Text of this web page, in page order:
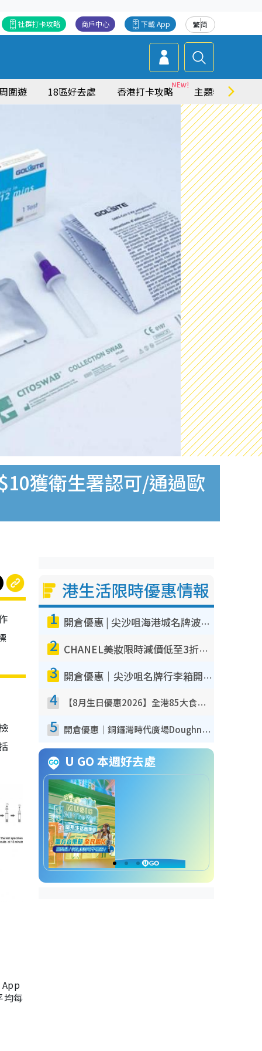
繁简
下載 App
商戶中心
社群打卡攻略
圍遊 18區好去處 香港打卡攻略 主題特集
獲衛生署認可/通過歐
均每
港生活限時優惠情報
1 開倉優惠 | 尖沙咀海港城名牌波鞋開倉低至1折！On鞋$899起／Joy&Peace鞋履$98起
2 CHANEL美妝限時減價低至3折！人氣粉底/唇膏/精華液低至$275！COCO香水都有平
3 開倉優惠｜尖沙咀名牌行李箱開倉低至4折！一連5日 American Tourister/ace./Hallmark $200起！
4 【8月生日優惠2026】全港85大食買玩著數攻略 自助餐/火鍋放題同行免費＋誠品/DONKI送現金券
5 開倉優惠｜銅鑼灣時代廣場Doughnut/Campo Marzio開倉低至1折！背囊、書包、手袋劈價$200起
U GO 本週好去處